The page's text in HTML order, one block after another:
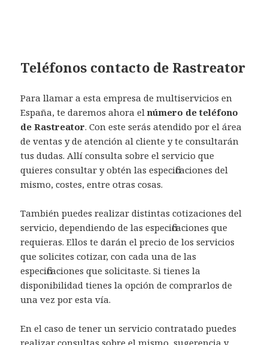
Teléfonos contacto de Rastreator
Para llamar a esta empresa de multiservicios en
España, te daremos ahora elnúmero de teléfono
de Rastreator. Con este serás atendido por el área
de ventas y de atención al cliente y te consultarán
tus dudas. Allí consulta sobre el servicio que
quieres consultar y obtén las especificaciones del
mismo, costes, entre otras cosas.
También puedes realizar distintas cotizaciones del
servicio, dependiendo de las especificaciones que
requieras. Ellos te darán el precio de los servicios
que solicites cotizar, con cada una de las
especificaciones que solicitaste. Si tienes la
disponibilidad tienes la opción de comprarlos de
una vez por esta vía.
En el caso de tener un servicio contratado puedes
realizar consultas sobre el mismo, sugerencia y